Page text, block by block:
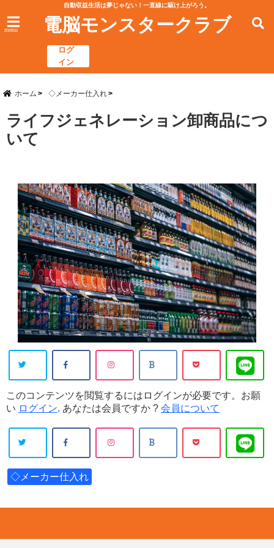
自動収益生活は夢じゃない！一直線に駆け上がろう。
menu 電脳モンスタークラブ
ログ
イン
ホーム ◇メーカー仕入れ
ライフジェネレーション卸商品につ
いて
このコンテンツを閲覧するにはログインが必要です。お願
い ログイン. あなたは会員ですか ? 会員について
◇メーカー仕入れ